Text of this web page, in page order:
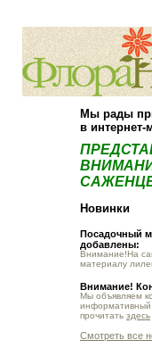
Мы рады
в интернет-
Новинки
Посадочный
добавлены:
Внимание!На
материалу
Внимание!
Мы объявляем
прочитать здесь
Смотреть все